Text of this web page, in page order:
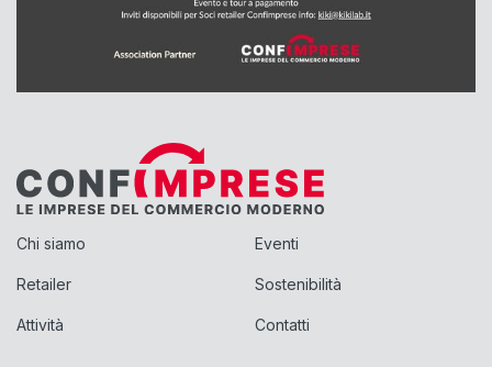
Chi siamo
Retailer
Attività
Eventi
Sostenibilità
Contatti